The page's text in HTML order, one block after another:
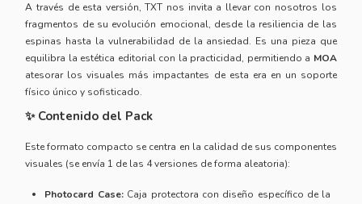
A través de esta versión, TXT nos invita a llevar con nosotros los
fragmentos de su evolución emocional, desde la resiliencia de las
espinas hasta la vulnerabilidad de la ansiedad. Es una pieza que
equilibra la estética editorial con la practicidad, permitiendo a MOA
atesorar los visuales más impactantes de esta era en un soporte
físico único y sofisticado.
✨ Contenido del Pack
Este formato compacto se centra en la calidad de sus componentes
visuales (se envía 1 de las 4 versiones de forma aleatoria):
Photocard Case:Caja protectora con diseño específico de la